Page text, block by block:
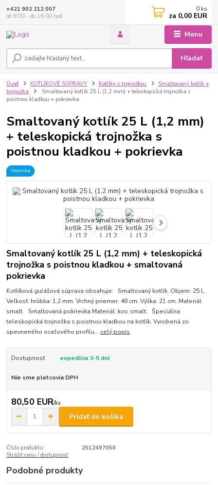
Menu
Hľadať
+421 902 212 007
od 8:00 - do 16:00 hod
0 ks
za 0,00 EUR
Úvod KOTLÍKOVÉ SÚPRAVY Kotlíky s trojnožkou
Smaltovaný kotlík +
trojnožka
Smaltovaný kotlík 25 L (1,2 mm) + teleskopická trojnožka s
poistnou kladkou + pokrievka
Smaltovaný kotlík 25 L (1,2 mm)
+ teleskopická trojnožka s
poistnou kladkou + pokrievka
Novinka
Smaltovaný kotlík 25 L (1,2 mm) + teleskopická
trojnožka s poistnou kladkou + smaltovaná
pokrievka
Kotlíková gulášová súprava obsahuje: Smaltovaný kotlík. Objem: 25 L.
Veľkosť: hrúbka: 1,2 mm. Vrchný priemer: 48 cm. Výška: 21 cm. Materiál:
smalt. Smaltovaná pokrievka Materiál: kov, smalt. Špeciálna
teleskopická trojnožka s poistnou kladkou na kotlík. Vyrobená zo
spevneného oceľového profilu... celý popis
Dostupnosť expedícia 3-5 dní
Nie sme platcovia DPH
80,50 EUR/ks
Pridať do košíka
Číslo produktu:
2512497050
Strážiť cenu / dostupnosť
Podobné produkty